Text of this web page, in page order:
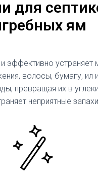
для
ям
эффективно устраняет
волосы, бумагу, ил
превращая их в
неприятные